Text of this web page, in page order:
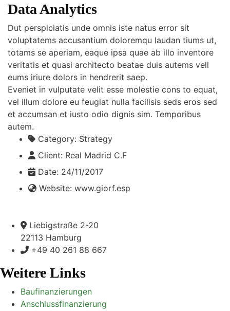
Data Analytics
Dut perspiciatis unde omnis iste natus error sit
voluptatems accusantium doloremqu laudan tiums ut,
totams se aperiam, eaque ipsa quae ab illo inventore
veritatis et quasi architecto beatae duis autems vell
eums iriure dolors in hendrerit saep.
Eveniet in vulputate velit esse molestie cons to equat,
vel illum dolore eu feugiat nulla facilisis seds eros sed
et accumsan et iusto odio dignis sim. Temporibus
autem.
Category: Strategy
Client: Real Madrid C.F
Date: 24/11/2017
Website: www.giorf.esp
Liebigstraße 2-20
22113 Hamburg
+49 40 261 88 667
Weitere Links
Baufinanzierungen
Anschlussfinanzierung